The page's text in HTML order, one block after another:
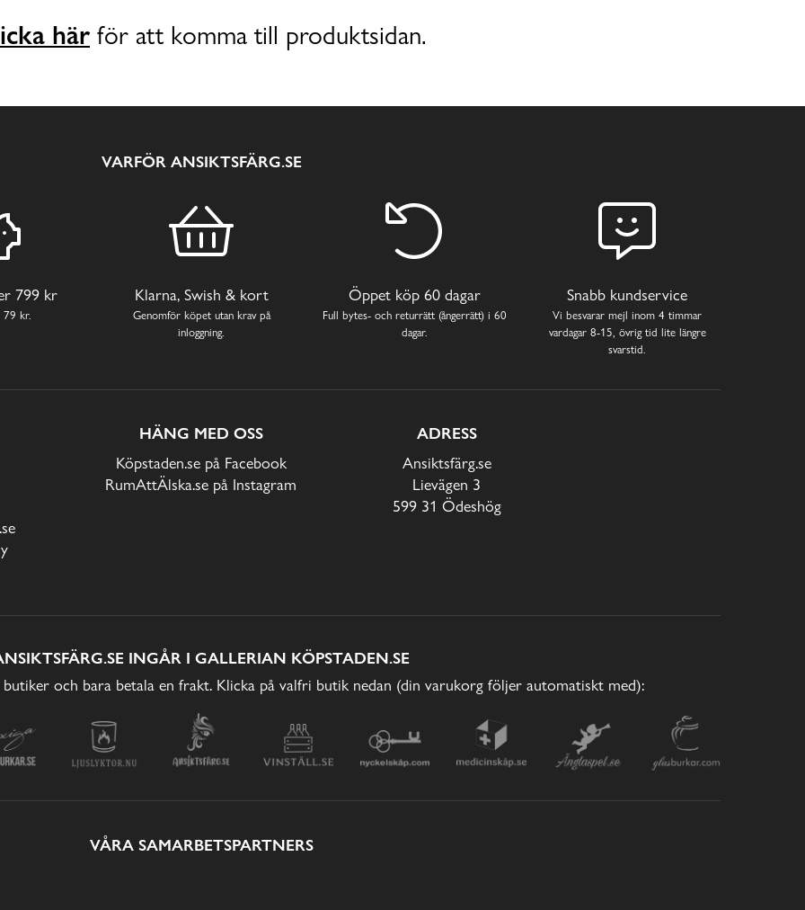
här för att komma till produktsidan.
VARFÖR ANSIKTSFÄRG.SE
799 kr
79 kr.
Klarna, Swish & kort
Genomför köpet utan krav på
inloggning.
Öppet köp 60 dagar
Full bytes- och returrätt (ångerrätt) i 60
dagar.
Snabb kundservice
Vi besvarar mejl inom 4 timmar
vardagar 8-15, övrig tid lite längre
svarstid.
HÄNG MED OSS
Köpstaden.se på Facebook
RumAttÄlska.se på Instagram
ADRESS
Ansiktsfärg.se
Lievägen 3
599 31 Ödeshög
INGÅR I GALLERIAN KÖPSTADEN.SE
och bara betala en frakt. Klicka på valfri butik nedan (din varukorg följer automatiskt med):
VÅRA SAMARBETSPARTNERS